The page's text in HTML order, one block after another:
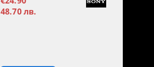
48.70 лв.